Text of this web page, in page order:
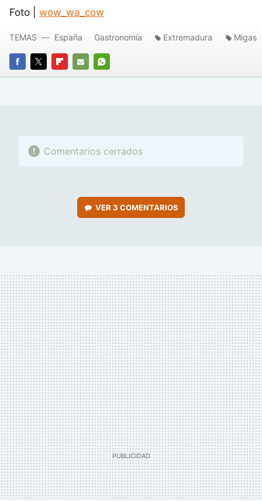
Foto | wow_wa_cow
FACEBOOK
TWITTERFLIPBOARD
E-
WHATSAPP
TEMAS España Gastronomía Extremadura Migas
Comentarios cerrados
VER 3 COMENTARIOS